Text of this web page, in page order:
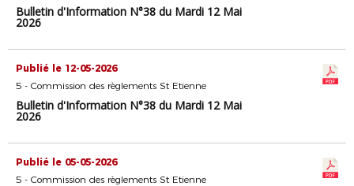
Bulletin d'Information N°38 du Mardi 12 Mai
2026
Publié le 12-05-2026
5 - Commission des règlements St Etienne
Bulletin d'Information N°38 du Mardi 12 Mai
2026
Publié le 05-05-2026
5 - Commission des règlements St Etienne